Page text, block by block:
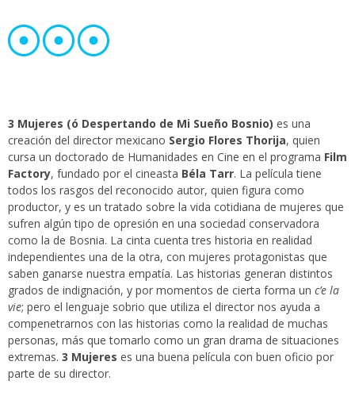
3 Mujeres (ó Despertando de Mi Sueño Bosnio) es una
creación del director mexicano Sergio Flores Thorija, quien
cursa un doctorado de Humanidades en Cine en el programa Film
Factory, fundado por el cineasta Béla Tarr. La película tiene
todos los rasgos del reconocido autor, quien figura como
productor, y es un tratado sobre la vida cotidiana de mujeres que
sufren algún tipo de opresión en una sociedad conservadora
como la de Bosnia. La cinta cuenta tres historia en realidad
independientes una de la otra, con mujeres protagonistas que
saben ganarse nuestra empatía. Las historias generan distintos
grados de indignación, y por momentos de cierta forma un c’e la
vie; pero el lenguaje sobrio que utiliza el director nos ayuda a
compenetrarnos con las historias como la realidad de muchas
personas, más que tomarlo como un gran drama de situaciones
extremas. 3 Mujeres es una buena película con buen oficio por
parte de su director.